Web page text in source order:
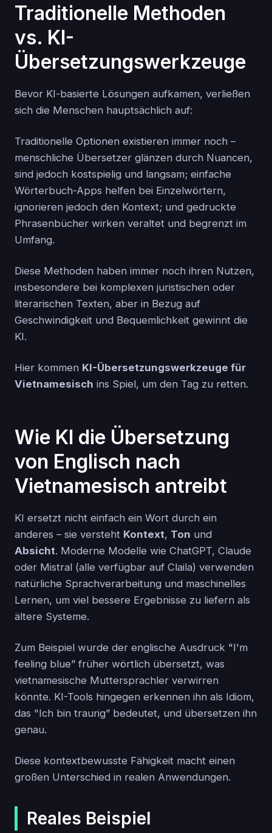
Traditionelle Methoden
vs. KI-
Übersetzungswerkzeuge
Bevor KI-basierte Lösungen aufkamen, verließen
sich die Menschen hauptsächlich auf:
Traditionelle Optionen existieren immer noch –
menschliche Übersetzer glänzen durch Nuancen,
sind jedoch kostspielig und langsam; einfache
Wörterbuch-Apps helfen bei Einzelwörtern,
ignorieren jedoch den Kontext; und gedruckte
Phrasenbücher wirken veraltet und begrenzt im
Umfang.
Diese Methoden haben immer noch ihren Nutzen,
insbesondere bei komplexen juristischen oder
literarischen Texten, aber in Bezug auf
Geschwindigkeit und Bequemlichkeit gewinnt die
KI.
Hier kommen KI-Übersetzungswerkzeuge für
Vietnamesisch ins Spiel, um den Tag zu retten.
Wie KI die Übersetzung
von Englisch nach
Vietnamesisch antreibt
KI ersetzt nicht einfach ein Wort durch ein
anderes – sie versteht Kontext, Ton und
Absicht. Moderne Modelle wie ChatGPT, Claude
oder Mistral (alle verfügbar auf Claila) verwenden
natürliche Sprachverarbeitung und maschinelles
Lernen, um viel bessere Ergebnisse zu liefern als
ältere Systeme.
Zum Beispiel wurde der englische Ausdruck "I'm
feeling blue” früher wörtlich übersetzt, was
vietnamesische Muttersprachler verwirren
könnte. KI-Tools hingegen erkennen ihn als Idiom,
das "Ich bin traurig” bedeutet, und übersetzen ihn
genau.
Diese kontextbewusste Fähigkeit macht einen
großen Unterschied in realen Anwendungen.
Reales Beispiel